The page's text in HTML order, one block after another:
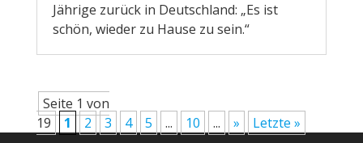
Jährige zurück in Deutschland: „Es ist
schön, wieder zu Hause zu sein.“
Seite 1 von
19
1 2 3 4 5 ... 10 ... » Letzte »